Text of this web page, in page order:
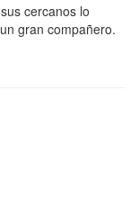
cercanos lo
gran compañero.